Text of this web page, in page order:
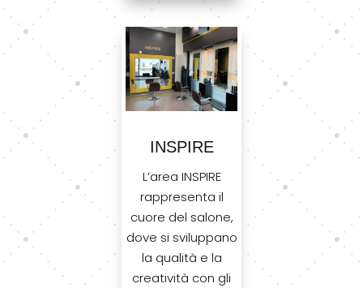
INSPIRE
L’area INSPIRE
rappresenta il
cuore del salone,
dove si sviluppano
la qualità e la
creatività con gli